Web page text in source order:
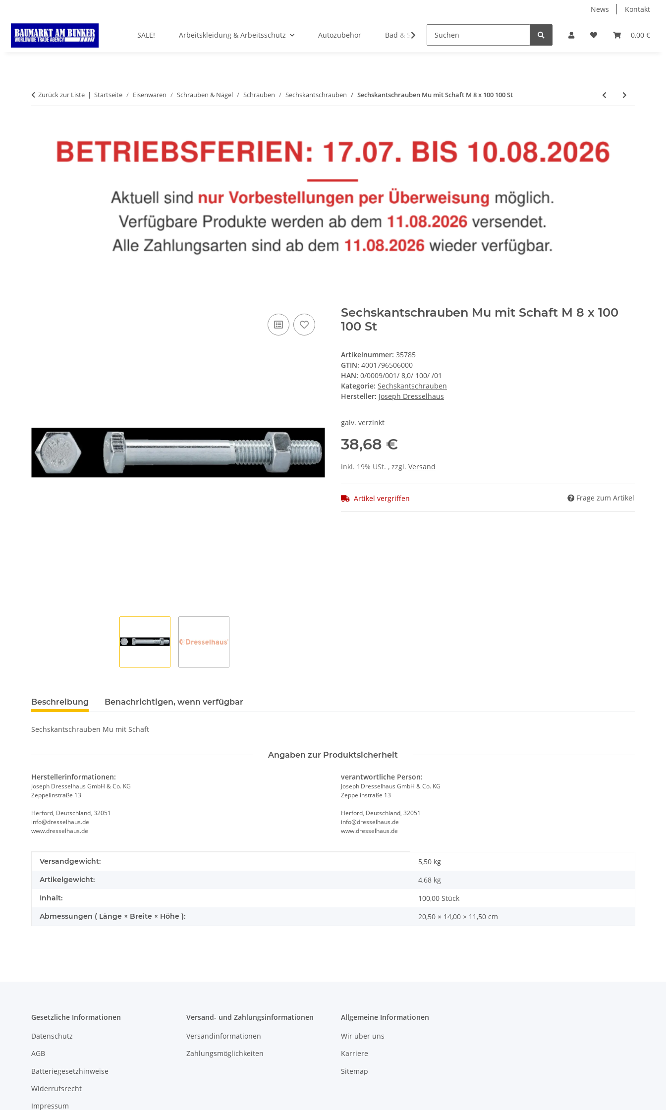
News Kontakt
0,00 €
SALE! Arbeitskleidung & Arbeitsschutz Autozubehör Bad & Sanitär Belüftung & Entlüftung
Zurück zur Liste Startseite Eisenwaren Schrauben & Nägel Schrauben Sechskantschrauben Sechskantschrauben Mu mit Schaft M 8 x 100 100 St
Sechskantschrauben Mu mit Schaft M 8 x 100
100 St
Artikelnummer: 35785
GTIN: 4001796506000
HAN: 0/0009/001/ 8,0/ 100/ /01
Kategorie: Sechskantschrauben
Hersteller: Joseph Dresselhaus
galv. verzinkt
38,68 €
inkl. 19% USt. , zzgl. Versand
Artikel vergriffen Frage zum Artikel
Beschreibung Benachrichtigen, wenn verfügbar
Sechskantschrauben Mu mit Schaft
Angaben zur Produktsicherheit
Herstellerinformationen:
Joseph Dresselhaus GmbH & Co. KG
Zeppelinstraße 13
Herford, Deutschland, 32051
info@dresselhaus.de
www.dresselhaus.de
verantwortliche Person:
Joseph Dresselhaus GmbH & Co. KG
Zeppelinstraße 13
Herford, Deutschland, 32051
info@dresselhaus.de
www.dresselhaus.de
Produkteigenschaft
Wert
Versandgewicht: 5,50 kg
Artikelgewicht: 4,68 kg
Inhalt: 100,00 Stück
Abmessungen ( Länge × Breite × Höhe ): 20,50 × 14,00 × 11,50 cm
Gesetzliche Informationen
Datenschutz
AGB
Batteriegesetzhinweise
Widerrufsrecht
Impressum
Versand- und Zahlungsinformationen
Versandinformationen
Zahlungsmöglichkeiten
Allgemeine Informationen
Wir über uns
Karriere
Sitemap